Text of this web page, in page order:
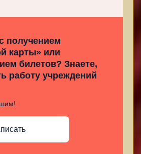
получением
карты» или
билетов? Знаете,
работу учреждений